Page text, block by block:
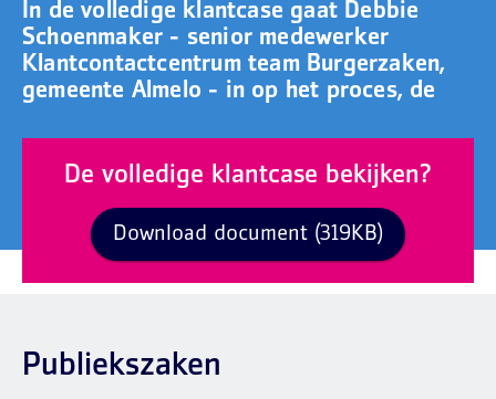
In de volledige klantcase gaat Debbie
Schoenmaker - senior medewerker
Klantcontactcentrum team Burgerzaken,
gemeente Almelo - in op het proces, de
De volledige klantcase bekijken?
Download document (319KB)
Publiekszaken